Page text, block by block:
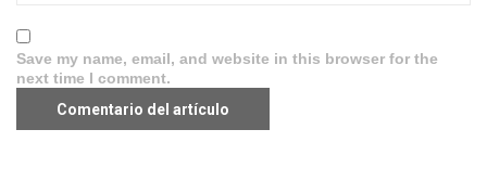
Save my name, email, and website in this browser for the
next time I comment.